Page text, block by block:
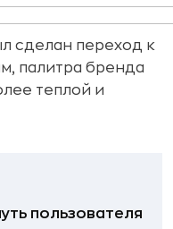
сделан переход к
палитра бренда
теплой и
пользователя